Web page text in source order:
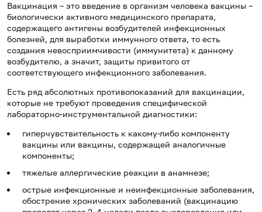
Вакцинация – это введение в организм человека вакцины –
биологически активного медицинского препарата,
содержащего антигены возбудителей инфекционных
болезней, для выработки иммунного ответа, то есть
создания невосприимчивости (иммунитета) к данному
возбудителю, а значит, защиты привитого от
соответствующего инфекционного заболевания.
Есть ряд абсолютных противопоказаний для вакцинации,
которые не требуют проведения специфической
лабораторно-инструментальной диагностики:
гиперчувствительность к какому-либо компоненту
вакцины или вакцины, содержащей аналогичные
компоненты;
тяжелые аллергические реакции в анамнезе;
острые инфекционные и неинфекционные заболевания,
обострение хронических заболеваний (вакцинацию